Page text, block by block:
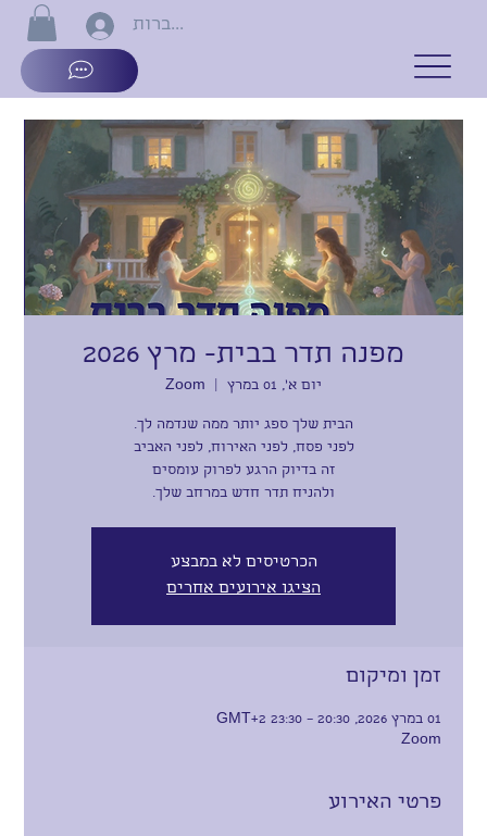
התחברות
מפנה תדר בבית- מרץ 2026
יום א׳, 01 במרץ Zoom
ולהניח תדר חדש במרחב שלך.
הכרטיסים לא במבצע
הציגו אירועים אחרים
זמן ומיקום
01 במרץ 2026, 20:30 – 23:30 GMT‎+2‎
Zoom
פרטי האירוע